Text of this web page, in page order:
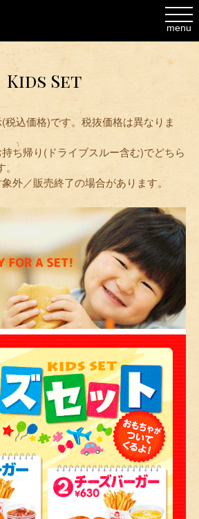
menu
Kids Set
込価格)です。税抜価格は異なりま
ち帰り(ドライブスルー含む)でどちら
外／販売終了の場合があります。